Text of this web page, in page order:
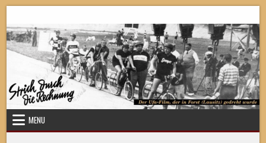
content
Strich durch die Rechnung
MENU